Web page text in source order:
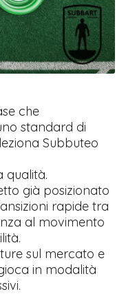
che
standard di
Subbuteo
qualità.
già posizionato
rapide tra
al movimento
sul mercato e
in modalità